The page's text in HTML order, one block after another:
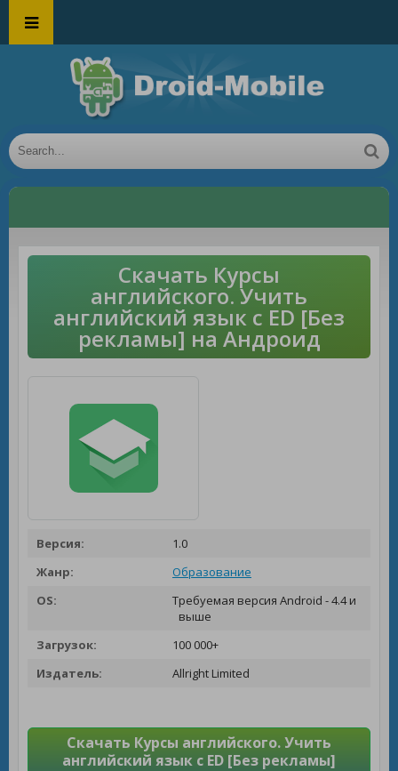
Скачать Курсы
английского. Учить
английский язык с ED [Без
рекламы] на Андроид
Версия:
1.0
Жанр:
Образование
OS:
Требуемая версия Android - 4.4 и
выше
Загрузок:
100 000+
Издатель:
Allright Limited
Скачать Курсы английского. Учить
английский язык с ED [Без рекламы]